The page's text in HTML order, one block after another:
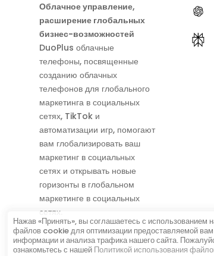
Облачное управление,
расширение глобальных
бизнес-возможностей
DuoPlus облачные
телефоны, посвященные
созданию облачных
телефонов для глобального
маркетинга в социальных
сетях, TikTok и
автоматизации игр, помогают
вам глобализировать ваш
маркетинг в социальных
сетях и открывать новые
горизонты в глобальном
маркетинге в социальных
сетях.
Нажав «Принять», вы соглашаетесь с использованием
файлов cookie для оптимизации предоставляемой вам
информации и анализа трафика нашего сайта.
ознакомьтесь с нашей Политикой использования